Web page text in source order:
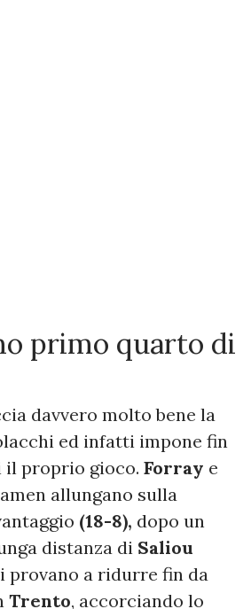
primo quarto di
davvero molto bene la
ed infatti impone fin
proprio gioco. Forray e
allungano sulla
(18-8), dopo un
distanza di Saliou
provano a ridurre fin da
Trento, accorciando lo